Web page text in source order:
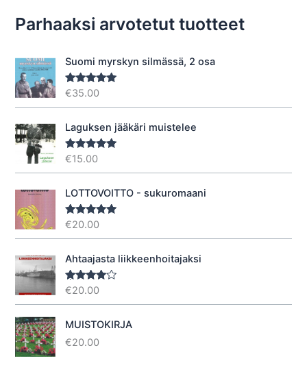
Parhaaksi arvotetut tuotteet
Suomi myrskyn silmässä, 2 osa
Arvostelu
€35.00
Laguksen jääkäri muistelee
Arvostelu
€15.00
LOTTOVOITTO - sukuromaani
Arvostelu
€20.00
Ahtaajasta liikkeenhoitajaksi
Arvostel
: 4.40/ 5
€20.00
MUISTOKIRJA
€20.00